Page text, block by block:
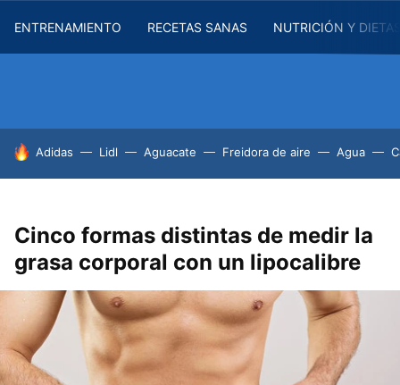
ENTRENAMIENTO RECETAS SANAS NUTRICIÓN Y
HOY SE HABLA DE
Adidas Lidl Aguacate Freidora de aire Agua
Cinco formas distintas de medir la
grasa corporal con un lipocalibre